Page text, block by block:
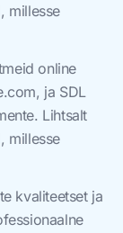
millesse
online
ja SDL
Lihtsalt
millesse
kvaliteetset ja